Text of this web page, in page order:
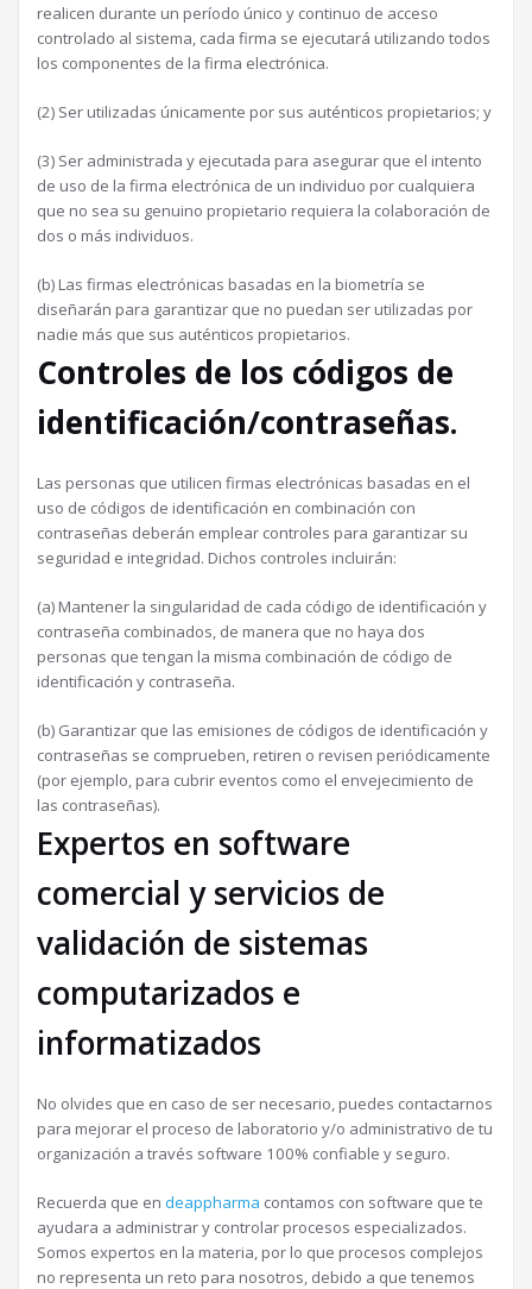
realicen durante un período único y continuo de acceso
controlado al sistema, cada firma se ejecutará utilizando todos
los componentes de la firma electrónica.
(2) Ser utilizadas únicamente por sus auténticos propietarios; y
(3) Ser administrada y ejecutada para asegurar que el intento
de uso de la firma electrónica de un individuo por cualquiera
que no sea su genuino propietario requiera la colaboración de
dos o más individuos.
(b) Las firmas electrónicas basadas en la biometría se
diseñarán para garantizar que no puedan ser utilizadas por
nadie más que sus auténticos propietarios.
Controles de los códigos de
identificación/contraseñas.
Las personas que utilicen firmas electrónicas basadas en el
uso de códigos de identificación en combinación con
contraseñas deberán emplear controles para garantizar su
seguridad e integridad. Dichos controles incluirán:
(a) Mantener la singularidad de cada código de identificación y
contraseña combinados, de manera que no haya dos
personas que tengan la misma combinación de código de
identificación y contraseña.
(b) Garantizar que las emisiones de códigos de identificación y
contraseñas se comprueben, retiren o revisen periódicamente
(por ejemplo, para cubrir eventos como el envejecimiento de
las contraseñas).
Expertos en software
comercial y servicios de
validación de sistemas
computarizados e
informatizados
No olvides que en caso de ser necesario, puedes contactarnos
para mejorar el proceso de laboratorio y/o administrativo de tu
organización a través software 100% confiable y seguro.
Recuerda que en deappharma contamos con software que te
ayudara a administrar y controlar procesos especializados.
Somos expertos en la materia, por lo que procesos complejos
no representa un reto para nosotros, debido a que tenemos